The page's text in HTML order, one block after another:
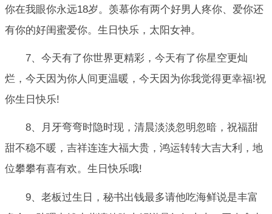
你在我眼你永远18岁。羡慕你有两个好男人疼你、爱你还
有你的好闺蜜爱你。生日快乐，太阳女神。
7、今天有了你世界更精彩，今天有了你星空更灿
烂，今天因为你人间更温暖，今天因为你我觉得更幸福!祝
你生日快乐!
8、月牙弯弯时隐时现，清晨淡淡忽明忽暗，祝福甜
甜不稳不暖，吉祥连连大福大贵，鸿运转转大吉大利，地
位攀攀有喜有欢。生日快乐哦!
9、老板过生日，秘书出钱最多请他吃海鲜说是丰富